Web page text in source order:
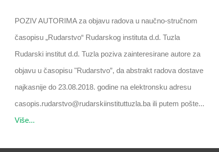
POZIV AUTORIMA za objavu radova u naučno-stručnom
časopisu „Rudarstvo“ Rudarskog instituta d.d. Tuzla
Rudarski institut d.d. Tuzla poziva zainteresirane autore za
objavu u časopisu "Rudarstvo”, da abstrakt radova dostave
najkasnije do 23.08.2018. godine na elektronsku adresu
casopis.rudarstvo@rudarskiinstituttuzla.ba ili putem pošte...
Više...